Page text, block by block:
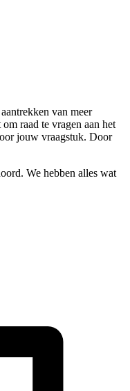
van meer
raad te vragen aan het
jouw vraagstuk. Door
We hebben alles wat